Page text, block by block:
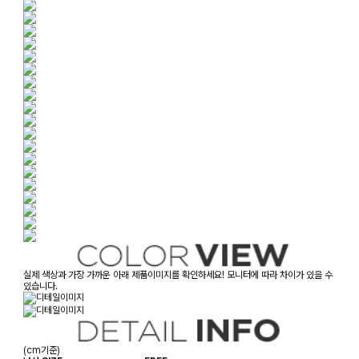
실제 색상과 가장 가까운 아래 제품이미지를 확인하세요! 모니터에 따라 차이가 있을 수
있습니다.
(cm기준)